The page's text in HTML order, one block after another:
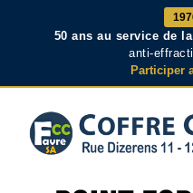
50 ans au service de
anti-
Participer